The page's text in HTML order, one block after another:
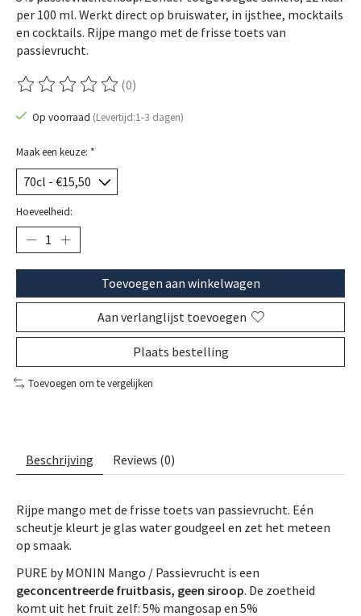
per 100 ml. Werkt direct op bruiswater, in ijsthee, mocktails
en cocktails. Rijpe mango met de frisse toets van
passievrucht.
De beoordeling van dit product is
(0)
Op voorraad (Levertijd:1-3 dagen)
Maak een keuze: *
Hoeveelheid:
Toevoegen aan winkelwagen
Aan verlanglijst toevoegen
Plaats bestelling
Toevoegen om te vergelijken
Beschrijving Reviews (0)
Rijpe mango met de frisse toets van passievrucht. Eén
scheutje kleurt je glas water goudgeel en zet het meteen
op smaak.
PURE by MONIN Mango / Passievrucht is een
geconcentreerde fruitbasis, geen siroop. De zoetheid
komt uit het fruit zelf: 5% mangosap en 5%